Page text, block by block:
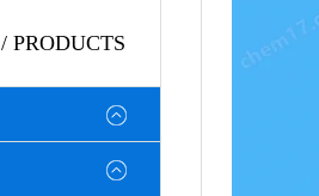
/ PRODUCTS